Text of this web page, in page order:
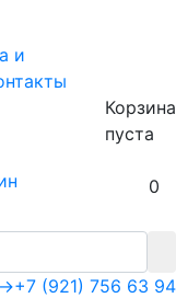
и
Корзина
пуста
0
+7 (921) 756 63 94
→